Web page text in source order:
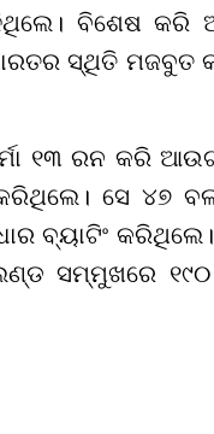
ବିଶେଷ କରି
ସ୍ଥିତି ମଜବୁତ
୧୩ ରନ କରି
ସେ ୪୭
ବ୍ୟାଟିଂ
ସମ୍ମୁଖରେ